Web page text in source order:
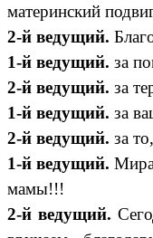
материнский
2-й ведущий.
1-й ведущий. за
2-й ведущий. за
1-й ведущий. за
2-й ведущий. за
1-й ведущий.
мамы!!!
2-й ведущий.